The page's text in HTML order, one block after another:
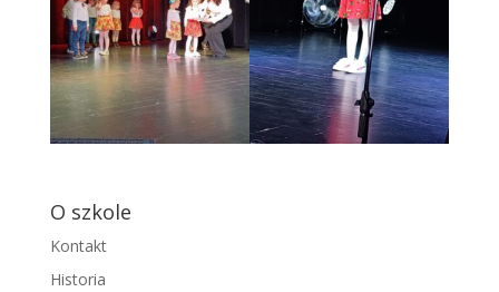
O szkole
Kontakt
Historia